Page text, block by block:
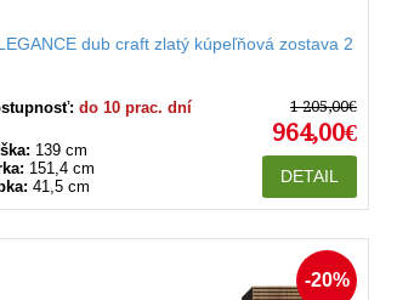
dub craft zlatý kúpeľňová zostava 2
do 10 prac. dní
139 cm
151,4 cm
41,5 cm
1 205,00€
964,00€
DETAIL
-20%